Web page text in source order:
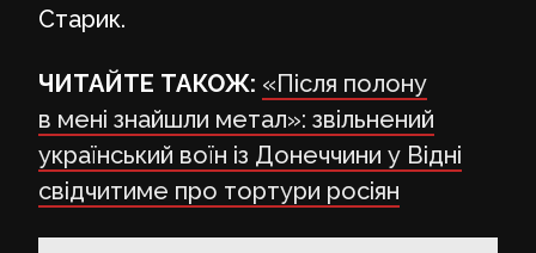
Старик.
ЧИТАЙТЕ ТАКОЖ: «Після полону
в мені знайшли метал»: звільнений
український воїн із Донеччини у Відні
свідчитиме про тортури росіян